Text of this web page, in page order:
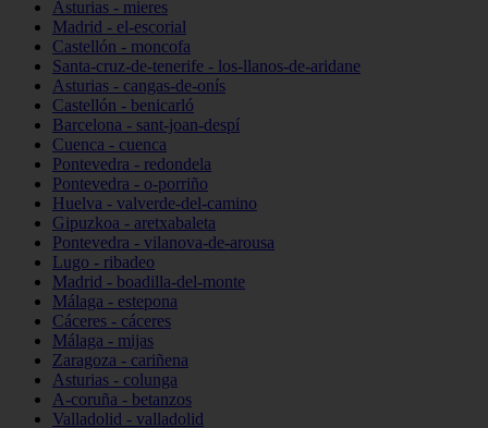
Asturias - mieres
Madrid - el-escorial
Castellón - moncofa
Santa-cruz-de-tenerife - los-llanos-de-aridane
Asturias - cangas-de-onís
Castellón - benicarló
Barcelona - sant-joan-despí
Cuenca - cuenca
Pontevedra - redondela
Pontevedra - o-porriño
Huelva - valverde-del-camino
Gipuzkoa - aretxabaleta
Pontevedra - vilanova-de-arousa
Lugo - ribadeo
Madrid - boadilla-del-monte
Málaga - estepona
Cáceres - cáceres
Málaga - mijas
Zaragoza - cariñena
Asturias - colunga
A-coruña - betanzos
Valladolid - valladolid